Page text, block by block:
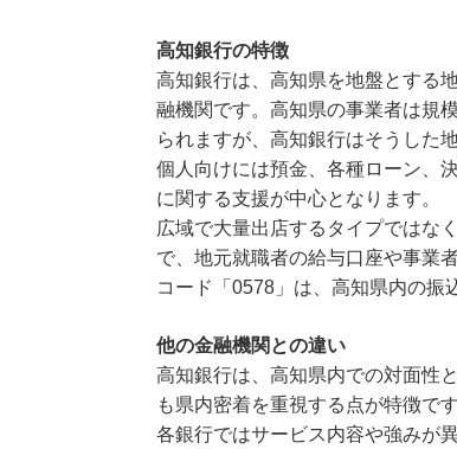
高知銀行の特徴
高知銀行は、高知県を地盤とする
融機関です。高知県の事業者は規
られますが、高知銀行はそうした
個人向けには預金、各種ローン、
に関する支援が中心となります。
広域で大量出店するタイプではな
で、地元就職者の給与口座や事業
コード「0578」は、高知県内の振
他の金融機関との違い
高知銀行は、高知県内での対面性
も県内密着を重視する点が特徴です
各銀行ではサービス内容や強みが